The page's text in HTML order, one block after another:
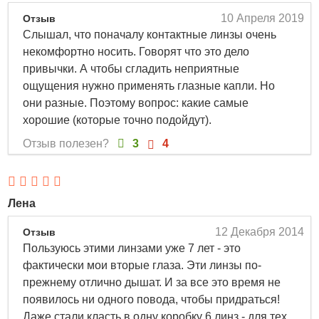
плановой замены, пролонгированный, дневной
Замена через: 1 месяц
Материал: Лотрафилкон Б
Диаметр, мм: 14.2 мм
Влагосодержание, %: 33
Dk/t
Группа FDA: 1 группа
Описание Air Optix Aqua 3 шт
Вы можете купить Air Optix Aqua 3 шт в интернет-
магазине Linzon.ru по доступной цене 1581 руб.
Air Optix Aqua 3 шт Радиус: 8.6; Сфера: -6.25, -6.75, -7.25,
10 Апреля 2019
Отзыв
Слышал, что поначалу контактные линзы очень
некомфортно носить. Говорят что это дело
привычки. А чтобы сгладить неприятные
ощущения нужно применять глазные капли. Но
они разные. Поэтому вопрос: какие самые
хорошие (которые точно подойдут).
Отзыв полезен?
3 4
Лена
12 Декабря 2014
Отзыв
Пользуюсь этими линзами уже 7 лет - это
фактически мои вторые глаза. Эти линзы по-
прежнему отлично дышат. И за все это время не
появилось ни одного повода, чтобы придраться!
Даже стали класть в одну коробку 6 линз - для тех,